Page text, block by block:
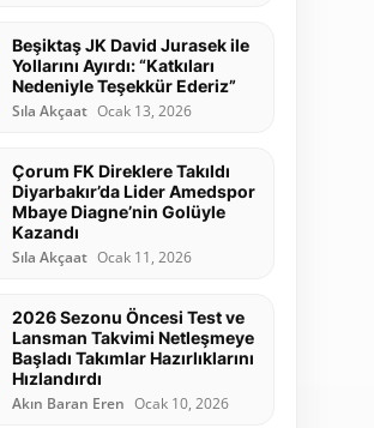
Beşiktaş JK David Jurasek ile
Yollarını Ayırdı: “Katkıları
Nedeniyle Teşekkür Ederiz”
Sıla Akçaat Ocak 13, 2026
Çorum FK Direklere Takıldı
Diyarbakır’da Lider Amedspor
Mbaye Diagne’nin Golüyle
Kazandı
Sıla Akçaat Ocak 11, 2026
2026 Sezonu Öncesi Test ve
Lansman Takvimi Netleşmeye
Başladı Takımlar Hazırlıklarını
Hızlandırdı
Akın Baran Eren Ocak 10, 2026